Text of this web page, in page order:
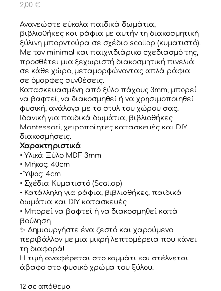
2,00 €
Ανανεώστε εύκολα παιδικά δωμάτια,
βιβλιοθήκες και ράφια με αυτήν τη διακοσμητική
ξύλινη μπορντούρα σε σχέδιο scallop (κυματιστό).
Με τον minimal και παιχνιδιάρικο σχεδιασμό της,
προσθέτει μια ξεχωριστή διακοσμητική πινελιά
σε κάθε χώρο, μεταμορφώνοντας απλά ράφια
σε όμορφες συνθέσεις.
Κατασκευασμένη από ξύλο πάχους 3mm, μπορεί
να βαφτεί, να διακοσμηθεί ή να χρησιμοποιηθεί
φυσική, ανάλογα με το στυλ του χώρου σας.
Ιδανική για παιδικά δωμάτια, βιβλιοθήκες
Montessori, χειροποίητες κατασκευές και DIY
διακοσμήσεις.
Χαρακτηριστικά
• Υλικό: Ξύλο MDF 3mm
• Μήκος: 40cm
• Ύψος: 4cm
• Σχέδιο: Κυματιστό (Scallop)
• Κατάλληλη για ράφια, βιβλιοθήκες, παιδικά
δωμάτια και DIY κατασκευές
• Μπορεί να βαφτεί ή να διακοσμηθεί κατά
βούληση
✨ Δημιουργήστε ένα ζεστό και χαρούμενο
περιβάλλον με μια μικρή λεπτομέρεια που κάνει
τη διαφορά!
Η τιμή αναφέρεται στο κομμάτι και στέλνεται
άβαφο στο φυσικό χρώμα του ξύλου.
12 σε απόθεμα